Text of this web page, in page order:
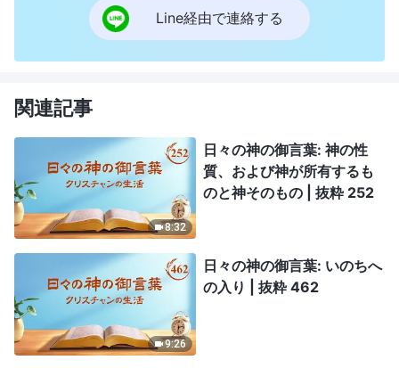
Line経由で連絡する
関連記事
8:32
日々の神の御言葉: 神の性
質、および神が所有するも
のと神そのもの | 抜粋 252
9:26
日々の神の御言葉: いのちへ
の入り | 抜粋 462